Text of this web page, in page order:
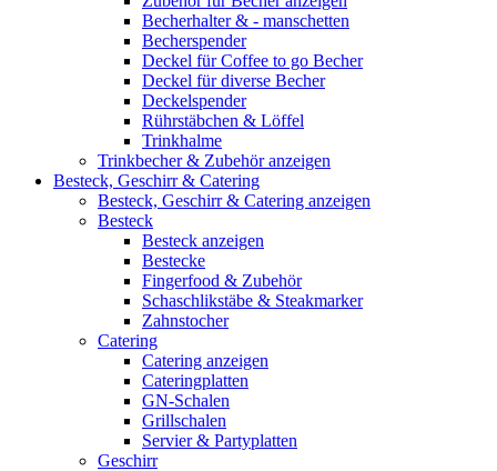
Becherhalter & - manschetten
Becherspender
Deckel für Coffee to go Becher
Deckel für diverse Becher
Deckelspender
Rührstäbchen & Löffel
Trinkhalme
Trinkbecher & Zubehör anzeigen
Besteck, Geschirr & Catering
Besteck, Geschirr & Catering anzeigen
Besteck
Besteck anzeigen
Bestecke
Fingerfood & Zubehör
Schaschlikstäbe & Steakmarker
Zahnstocher
Catering
Catering anzeigen
Cateringplatten
GN-Schalen
Grillschalen
Servier & Partyplatten
Geschirr